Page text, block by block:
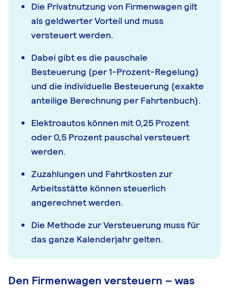
Die Privatnutzung von Firmenwagen gilt
als geldwerter Vorteil und muss
versteuert werden.
Dabei gibt es die pauschale
Besteuerung (per 1-Prozent-Regelung)
und die individuelle Besteuerung (exakte
anteilige Berechnung per Fahrtenbuch).
Elektroautos können mit 0,25 Prozent
oder 0,5 Prozent pauschal versteuert
werden.
Zuzahlungen und Fahrtkosten zur
Arbeitsstätte können steuerlich
angerechnet werden.
Die Methode zur Versteuerung muss für
das ganze Kalenderjahr gelten.
Den Firmenwagen versteuern – was